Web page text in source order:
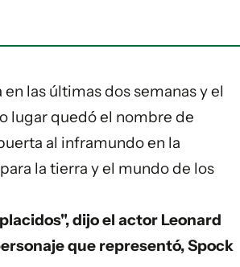
las últimas dos semanas y el
lugar quedó el nombre de
al inframundo en la
la tierra y el mundo de los
dijo el actor Leonard
que representó, Spock